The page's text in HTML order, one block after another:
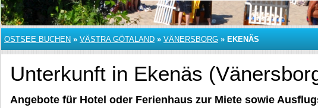
OSTSEE BUCHEN » VÄSTRA GÖTALAND » VÄNERSBORG » EKENÄS
Unterkunft in Ekenäs
Angebote für Hotel oder Ferienhaus zur Miete sowie